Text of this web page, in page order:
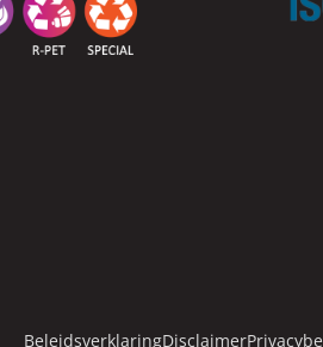
BeleidsverklaringDisclaimer